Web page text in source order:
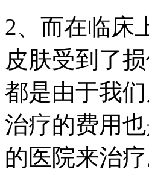
2、而在临床
皮肤受到了
都是由于我
治疗的费用
的医院来治疗